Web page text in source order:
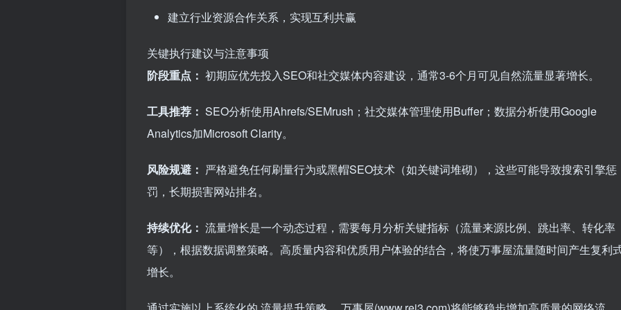
建立行业资源合作关系，实现互利共赢
关键执行建议与注意事项
阶段重点： 初期应优先投入SEO和社交媒体内容建设，通常3-6个月可见自然流量显著增长。
工具推荐： SEO分析使用Ahrefs/SEMrush；社交媒体管理使用Buffer；数据分析使用Google
Analytics加Microsoft Clarity。
风险规避： 严格避免任何刷量行为或黑帽SEO技术（如关键词堆砌），这些可能导致搜索引擎惩
罚，长期损害网站排名。
持续优化： 流量增长是一个动态过程，需要每月分析关键指标（流量来源比例、跳出率、转化率
等），根据数据调整策略。高质量内容和优质用户体验的结合，将使万事屋流量随时间产生复利
增长。